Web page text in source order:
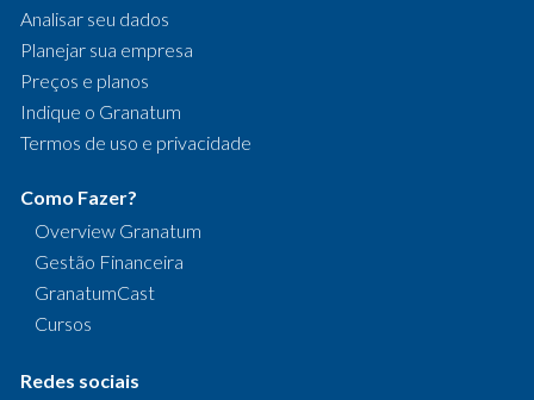
Analisar seu dados
Planejar sua empresa
Preços e planos
Indique o Granatum
Termos de uso e privacidade
Como Fazer?
Overview Granatum
Gestão Financeira
GranatumCast
Cursos
Redes sociais